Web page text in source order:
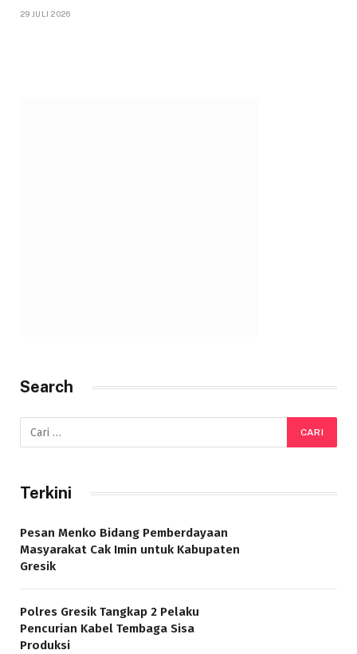
29 JULI 2026
Search
Terkini
Pesan Menko Bidang Pemberdayaan
Masyarakat Cak Imin untuk Kabupaten
Gresik
Polres Gresik Tangkap 2 Pelaku
Pencurian Kabel Tembaga Sisa
Produksi